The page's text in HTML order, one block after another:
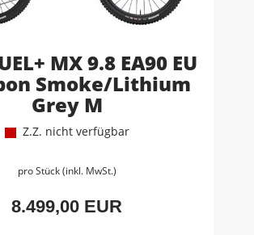
MX 9.8 EA90 EU
Smoke/Lithium
Grey M
Z.Z. nicht verfügbar
pro Stück (inkl. MwSt.)
8.499,00 EUR